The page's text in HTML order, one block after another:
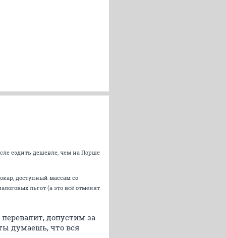
ездить дешевле, чем на Порше
доступный массам со
льгот (а это всё отменят
допустим за
думаешь, что вся